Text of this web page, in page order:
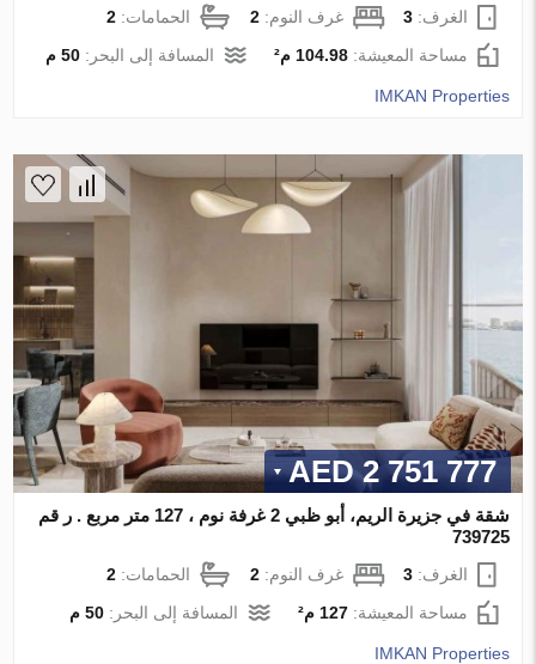
الغرف:3 غرف النوم:2 الحمامات:2
مساحة المعيشة:104.98 م² المسافة إلى البحر:50 م
IMKAN Properties
2 751 777 AED
شقة في جزيرة الريم، أبو ظبي 2 غرفة نوم ، 127 متر مربع . ر قم
739725
الغرف:3 غرف النوم:2 الحمامات:2
مساحة المعيشة:127 م² المسافة إلى البحر:50 م
IMKAN Properties